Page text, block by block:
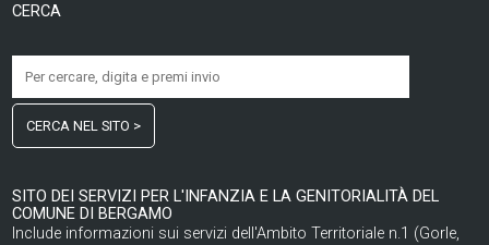
CERCA
CERCA NEL SITO >
SITO DEI SERVIZI PER L'INFANZIA E LA GENITORIALITÀ DEL
COMUNE DI BERGAMO
Include informazioni sui servizi dell'Ambito Territoriale n.1 (Gorle,